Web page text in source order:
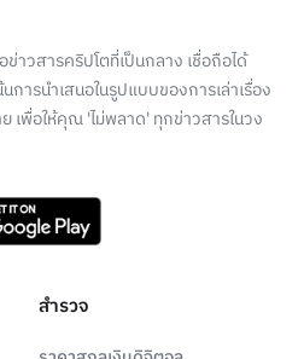
าวสารคริปโตที่เป็นกลาง เชื่อถือได้
การนำเสนอในรูปแบบของการเล่าเรื่อง
เพื่อให้คุณ 'ไม่พลาด' ทุกข่าวสารในวง
สำรวจ